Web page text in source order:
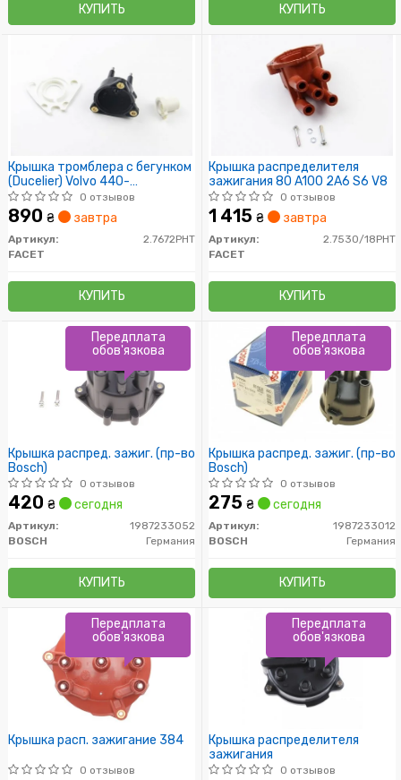
КУПИТЬ КУПИТЬ
Крышка тромблера с бегунком
(Ducelier) Volvo 440-
480,Renault Clio,19,21 1.7,2.0
0 отзывов
890 ₴ завтра
Артикул:
2.7672PHT
FACET
КУПИТЬ
Крышка распределителя
зажигания 80 A100 2A6 S6 V8
0 отзывов
1 415 ₴ завтра
Артикул:
2.7530/18PHT
FACET
КУПИТЬ
Крышка распред. зажиг. (пр-во
Bosch)
0 отзывов
420 ₴ сегодня
Артикул:
1987233052
BOSCH
Германия
КУПИТЬ
Передплата
обов'язкова
Крышка распред. зажиг. (пр-во
Bosch)
0 отзывов
275 ₴ сегодня
Артикул:
1987233012
BOSCH
Германия
КУПИТЬ
Передплата
обов'язкова
Крышка расп. зажигание 384
0 отзывов
Передплата
обов'язкова
Крышка распределителя
зажигания
0 отзывов
Передплата
обов'язкова